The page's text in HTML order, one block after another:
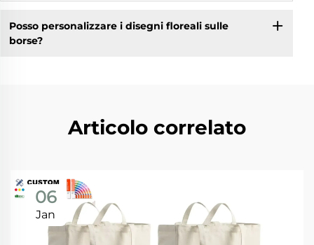
Posso personalizzare i disegni floreali sulle
borse?
Articolo correlato
06
Jan